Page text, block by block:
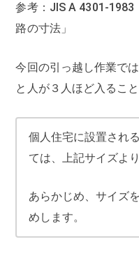
参考：JIS A 4301-1983
路の寸法」
今回の引っ越し作業で
と人が３人ほど入るこ
個人住宅に設置され
ては、上記サイズよ
あらかじめ、サイズ
めします。